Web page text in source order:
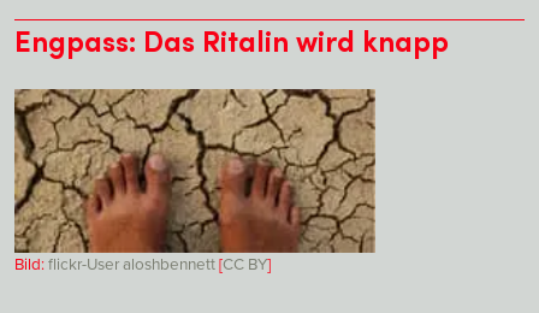
Engpass: Das Ritalin wird knapp
Bild:flickr-User aloshbennett[CC BY]